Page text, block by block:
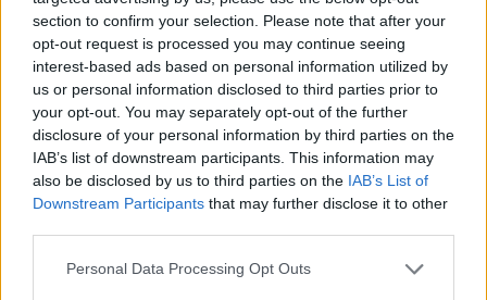
section to confirm your selection. Please note that after your
opt-out request is processed you may continue seeing
interest-based ads based on personal information utilized by
us or personal information disclosed to third parties prior to
your opt-out. You may separately opt-out of the further
disclosure of your personal information by third parties on the
IAB’s list of downstream participants. This information may
also be disclosed by us to third parties on the IAB’s List of
Downstream Participants that may further disclose it to other
Personal Data Processing Opt Outs
·Ti stimo·Rispondi
IoRiflessa livello 9
3 Gennaio 2024- 5.724 visualizzazioni
Ehhhh 😅😅 Se fai il galletto e ridi di noi non la passi liscia, fidati 😂
😂 Anzi... non sopravvivi e invocherai la morte in fretta 😂😂